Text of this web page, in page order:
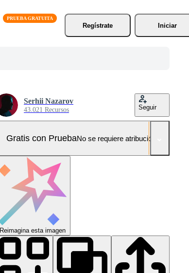
Regístrate
Iniciar
Serhii Nazarov
43.021 Recursos Seguir
Gratis con PruebaNo se requiere atribución!
Reimagina esta imagen